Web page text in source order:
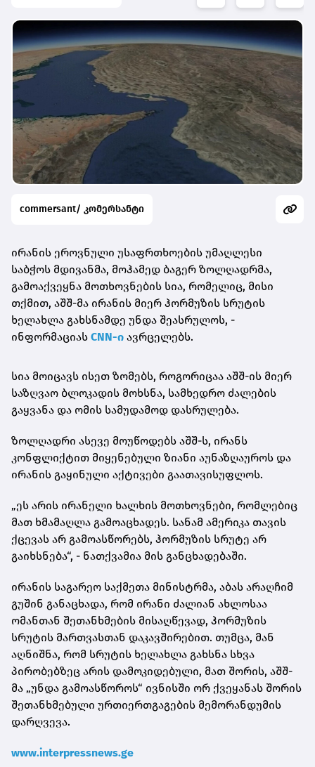
commersant/ კომერსანტი
ირანის ეროვნული უსაფრთხოების უმაღლესი
საბჭოს მდივანმა, მოჰამედ ბაგერ ზოლღადრმა,
გამოაქვეყნა მოთხოვნების სია, რომელიც, მისი
თქმით, აშშ-მა ირანის მიერ ჰორმუზის სრუტის
ხელახლა გახსნამდე უნდა შეასრულოს, -
ინფორმაციას CNN-ი ავრცელებს.
სია მოიცავს ისეთ ზომებს, როგორიცაა აშშ-ის მიერ
საზღვაო ბლოკადის მოხსნა, სამხედრო ძალების
გაყვანა და ომის სამუდამოდ დასრულება.
ზოლღადრი ასევე მოუწოდებს აშშ-ს, ირანს
კონფლიქტით მიყენებული ზიანი აუნაზღაუროს და
ირანის გაყინული აქტივები გაათავისუფლოს.
„ეს არის ირანელი ხალხის მოთხოვნები, რომლებიც
მათ ხმამაღლა გამოაცხადეს. სანამ ამერიკა თავის
ქცევას არ გამოასწორებს, ჰორმუზის სრუტე არ
გაიხსნება“, - ნათქვამია მის განცხადებაში.
ირანის საგარეო საქმეთა მინისტრმა, აბას არაღჩიმ
გუშინ განაცხადა, რომ ირანი ძალიან ახლოსაა
ომანთან შეთანხმების მისაღწევად, ჰორმუზის
სრუტის მართვასთან დაკავშირებით. თუმცა, მან
აღნიშნა, რომ სრუტის ხელახლა გახსნა სხვა
პირობებზეც არის დამოკიდებული, მათ შორის, აშშ-
მა „უნდა გამოასწოროს“ ივნისში ორ ქვეყანას შორის
შეთანხმებული ურთიერთგაგების მემორანდუმის
დარღვევა.
www.interpressnews.ge